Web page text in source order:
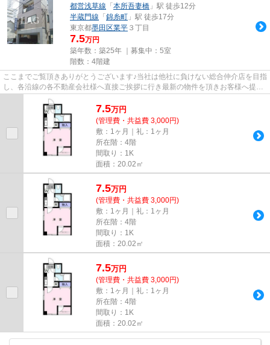
都営浅草線 「 本所吾妻橋 」駅 徒歩12分
半蔵門線 「 錦糸町 」駅 徒歩17分
東京都墨田区業平 ３丁目
7.5万円
築年数：築25年 ｜募集中： 5室
階数：4階建
ここまでご覧頂きありがとうございます♪当社は他社に負けない総合仲介店を目指
し、各沿線の各不動産会社様へ直接ご挨拶に行き最新の物件を頂きお客様へ提供
しております！最新の情報は...
7.5万円
(管理費・共益費 3,000円)
敷：1ヶ月｜礼：1ヶ月
所在階：4階
間取り：1K
面積：20.02㎡
7.5万円
(管理費・共益費 3,000円)
敷：1ヶ月｜礼：1ヶ月
所在階：4階
間取り：1K
面積：20.02㎡
7.5万円
(管理費・共益費 3,000円)
敷：1ヶ月｜礼：1ヶ月
所在階：4階
間取り：1K
面積：20.02㎡